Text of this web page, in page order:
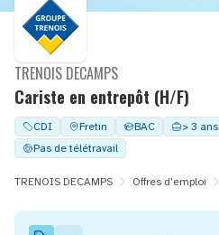
Cariste en entrepôt (H/F)
TRENOIS DECAMPS
CDI Fretin BAC > 3 ans
Pas de télétravail
TRENOIS DECAMPS Offres d'emploi